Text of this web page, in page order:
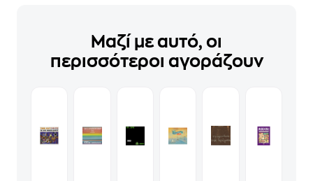
Μαζί με αυτό, οι
περισσότεροι αγοράζουν